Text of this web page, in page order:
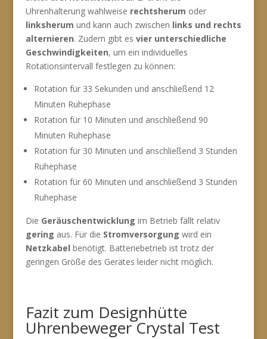
Uhrenhalterung wahlweise rechtsherum oder
linksherum und kann auch zwischen links und rechts
alternieren. Zudem gibt es vier unterschiedliche
Geschwindigkeiten, um ein individuelles
Rotationsintervall festlegen zu können:
Rotation für 33 Sekunden und anschließend 12
Minuten Ruhephase
Rotation für 10 Minuten und anschließend 90
Minuten Ruhephase
Rotation für 30 Minuten und anschließend 3 Stunden
Ruhephase
Rotation für 60 Minuten und anschließend 3 Stunden
Ruhephase
Die Geräuschentwicklung im Betrieb fällt relativ
gering aus. Für die Stromversorgung wird ein
Netzkabel benötigt. Batteriebetrieb ist trotz der
geringen Größe des Gerätes leider nicht möglich.
Fazit zum Designhütte
Uhrenbeweger Crystal Test